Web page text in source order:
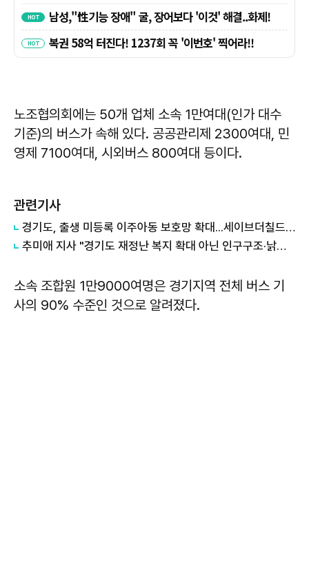
노조협의회에는 50개 업체 소속 1만여대(인가 대수
기준)의 버스가 속해 있다. 공공관리제 2300여대, 민
영제 7100여대, 시외버스 800여대 등이다.
관련기사
경기도, 출생 미등록 이주아동 보호망 확대...세이브더칠드런 등 4곳과 협약
추미애 지사 "경기도 재정난 복지 확대 아닌 인구구조·낡은 세수체계 문제"
소속 조합원 1만9000여명은 경기지역 전체 버스 기
사의 90% 수준인 것으로 알려졌다.